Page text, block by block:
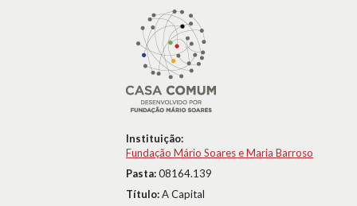
Instituição:
Fundação Mário Soares e Maria Barroso
Pasta:08164.139
Título:A Capital